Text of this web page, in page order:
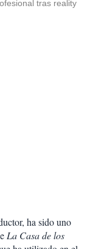
tras reality
ha sido uno
La Casa de los